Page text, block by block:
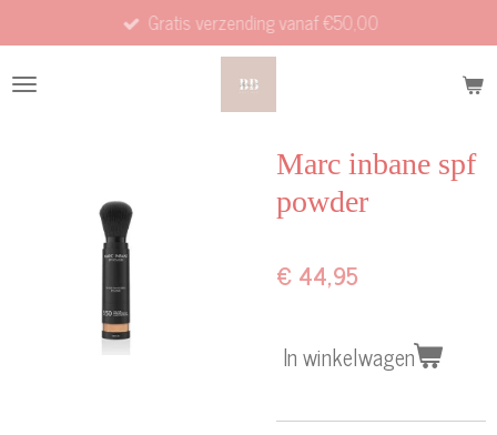
direct
naar
Gratis verzending vanaf €50,00
Marc inbane spf
powder
€ 44,95
In winkelwagen